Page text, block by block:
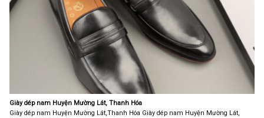
Giày dép nam Huyện Mường Lát, Thanh Hóa
Giày dép nam Huyện Mường Lát,Thanh Hóa Giày dép nam Huyện Mường Lát,